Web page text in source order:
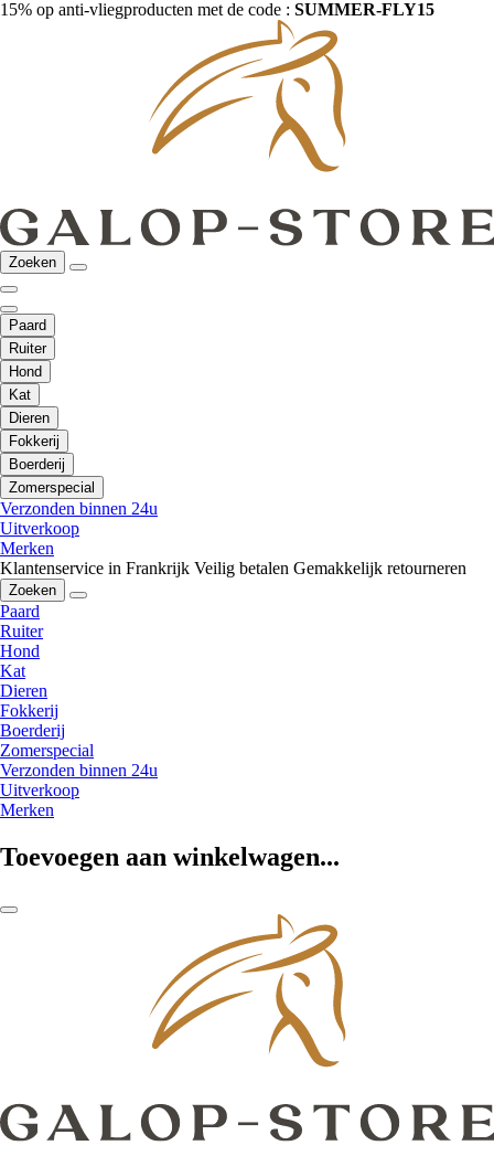
15% op anti-vliegproducten met de code : SUMMER-FLY15
Zoeken
Paard
Ruiter
Hond
Kat
Dieren
Fokkerij
Boerderij
Zomerspecial
Verzonden binnen 24u
Uitverkoop
Merken
Klantenservice in Frankrijk Veilig betalen Gemakkelijk retourneren
Zoeken
Paard
Ruiter
Hond
Kat
Dieren
Fokkerij
Boerderij
Zomerspecial
Verzonden binnen 24u
Uitverkoop
Merken
Toevoegen aan winkelwagen...